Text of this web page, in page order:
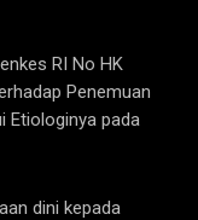
RI No HK
Penemuan
Etiologinya pada
dini kepada